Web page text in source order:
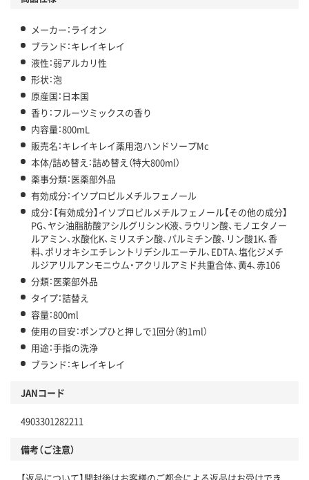
メーカー：ライオン
ブランド：キレイキレイ
液性：弱アルカリ性
形状：泡
原産国：日本国
香り：フルーツミックスの香り
内容量：800mL
販売名：キレイキレイ薬用泡ハンドソープMc
本体/詰め替え：詰め替え（特大800ml）
薬事分類：医薬部外品
有効成分：イソプロピルメチルフェノール
成分：【有効成分】イソプロピルメチルフェノール【その他の成分】
PG、ヤシ油脂肪酸アシルグリシンK液、ラウリン酸、モノエタノー
ルアミン、水酸化K、ミリスチン酸、パルミチン酸、リン酸1K、香
料、ポリオキシエチレントリデシルエーテル、EDTA、塩化ジメチ
ルジアリルアンモニウム・アクリルアミド共重合体、黄4、赤106
分類：医薬部外品
タイプ：詰替え
容量：800ml
使用の目安：ポンプひと押しで1回分（約1ml）
用途：手指の洗浄
ブランド：キレイキレイ
JANコード
4903301282211
備考（ご注意）